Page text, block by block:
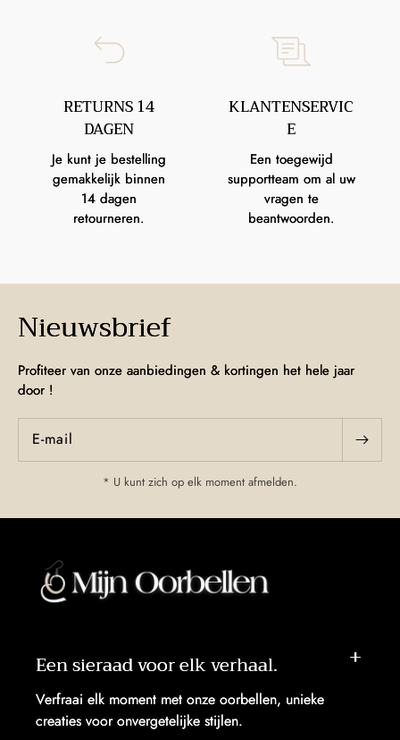
RETURNS 14
DAGEN
Je kunt je bestelling
gemakkelijk binnen
14 dagen
retourneren.
KLANTENSERVIC
E
Een toegewijd
supportteam om al uw
vragen te
beantwoorden.
Nieuwsbrief
Profiteer van onze aanbiedingen & kortingen het hele jaar
door !
E‑mail
* U kunt zich op elk moment afmelden.
Een sieraad voor elk verhaal.
Verfraai elk moment met onze oorbellen, unieke
creaties voor onvergetelijke stijlen.